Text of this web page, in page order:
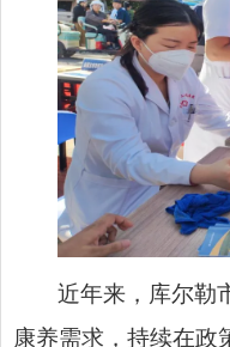
近年来，库尔勒
康养需求，持续在政